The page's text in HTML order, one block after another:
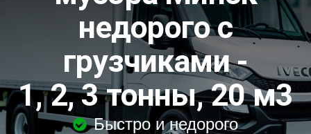
недорого с
грузчиками -
1, 2, 3 тонны, 20 м3
Быстро и недорого